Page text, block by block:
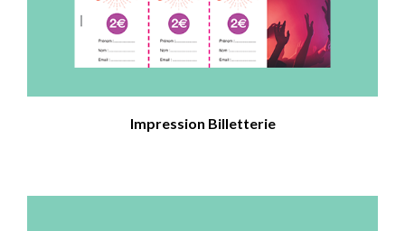
Impression Billetterie